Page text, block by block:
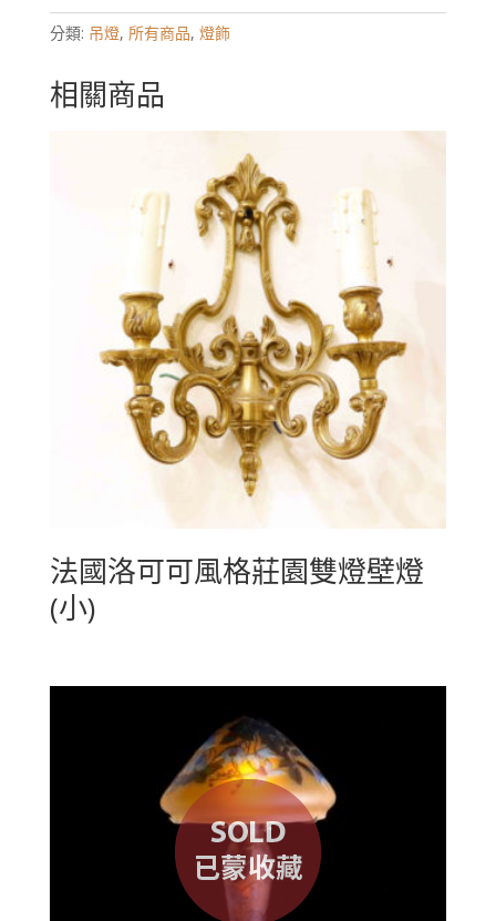
分類: 吊燈, 所有商品, 燈飾
相關商品
法國洛可可風格莊園雙燈壁燈
(小)